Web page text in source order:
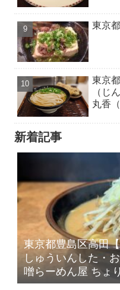
東京
東京
（じ
丸香
新着記事
東京都豊島区高田
しゅういんした・
噌らーめん屋 ちょ